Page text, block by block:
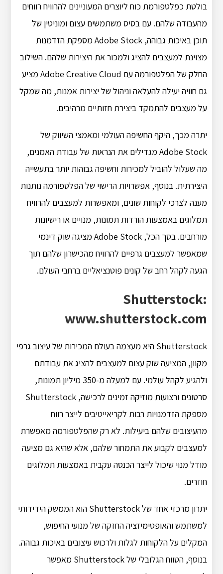
בולטת כפלטפורמת כוח ליוצרים המעוניינים להרוויח רווחים
מהעבודה שלהם. עם בסיס משתמשים עצום ומוניטין של
תוכן באיכות גבוהה, Adobe Stock מספקת הזדמנות
מצוינת למעצבים להציג ולמכור את היצירות שלהם. השילוב
החלק של הפלטפורמה עם Adobe Creative Cloud מציע
גם חוויה יעילה להעלאה וניהול של יצירות אמנות, מה שמקל
על מעצבים להתמקד ביצירת חזותיים מרהיבים.
יתרה מכך, היקף החשיפה העולמי ומאמצי השיווק של
Adobe Stock מגדילים את הנראות של עבודת האמנים,
מה שעלול להוביל למכירות וחשיפה גבוהות יותר בתעשייה
היצירתית. בנוסף, אפשרויות הרישוי של הפלטפורמה נותנות
מענה לצרכי לקוחות שונים, ומאפשרות למעצבים להרוויח
תמלוגים באמצעות הורדות תמונות, מנויים או רישיונות
מורחבים. בסך הכל, Adobe Stock מציגה שוק דינמי
שמאפשר למעצבים גרפיים להרוויח מהכישרון שלהם תוך
הגעה לקהל רחב של קונים פוטנציאליים ברחבי העולם.
Shutterstock:
www.shutterstock.com
Shutterstock היא מעצמה בעולם המכירות של עיצוב גרפי
מקוון, המציעה שוק עצום למעצבים להציג את עבודתם
ולהגיע לקהל עולמי. עם למעלה מ-350 מיליון תמונות,
סרטונים ורצועות מוזיקה זמינים לרכישה, Shutterstock
מספקת הזדמנויות רבות לקריאייטיבים לייצר רווח
מהעיצובים שלהם ביעילות. לא רק שהפלטפורמה מאפשרת
למעצבים לקבוע את התמחור שלהם, אלא שהיא גם מציעה
מודל מנוי שיכול לייצר הכנסה עקבית באמצעות תמלוגים
חוזרים.
יתרון מרכזי אחד של Shutterstock הוא הממשק הידידותי
למשתמש והאופטימיזציה החזקה של מנועי החיפוש,
המקלים על הלקוחות לגלות ולרכוש עיצובים באיכות גבוהה.
בנוסף, הטווח הגלובלי של Shutterstock מאפשר